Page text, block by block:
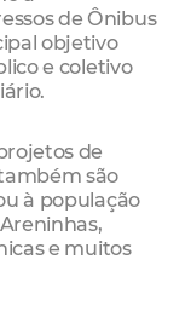
de Ônibus
objetivo
e coletivo
de
são
à população
e muitos